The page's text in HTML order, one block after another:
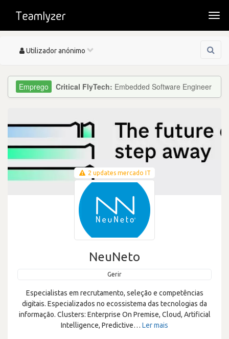
Toggle
Utilizador anónimo
Critical FlyTech: Embedded Software Engineer
2 updates mercado IT
NeuNeto
Gerir
Especialistas em recrutamento, seleção e competências
digitais. Especializados no ecossistema das tecnologias da
informação. Clusters: Enterprise On Premise, Cloud, Artificial
Intelligence, Predictive… Ler mais